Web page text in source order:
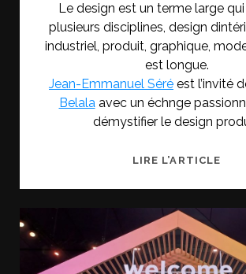
Le design est un terme large
plusieurs disciplines, design
industriel, produit, graphique,
est longue.
Jean-Emmanuel Séré est l’invité
Belalaavec un échnge
démystifier le design
LIRE L’ARTICLELE